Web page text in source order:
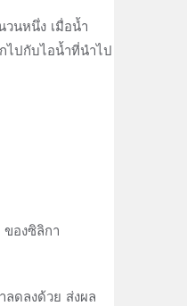
นหนึ่ง เมื่อน้ำ
ไปกับไอน้ำที่นำไป
องซิลิกา
ดลงด้วย ส่งผล